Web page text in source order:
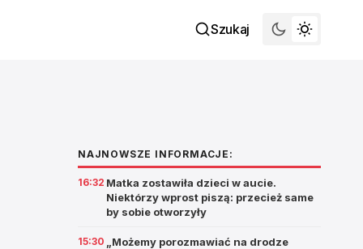
Szukaj
NAJNOWSZE INFORMACJE:
16:32 Matka zostawiła dzieci w aucie.
Niektórzy wprost piszą: przecież same
by sobie otworzyły
15:30
„Możemy porozmawiać na drodze